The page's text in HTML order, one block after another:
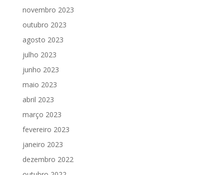
novembro 2023
outubro 2023
agosto 2023
julho 2023
junho 2023
maio 2023
abril 2023
março 2023
fevereiro 2023
janeiro 2023
dezembro 2022